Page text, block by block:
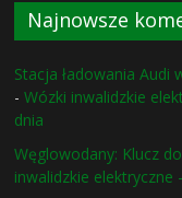
Najnowsze
Stacja ładowania Audi
-Wózki inwalidzkie
dnia
Węglowodany: Klucz
inwalidzkie